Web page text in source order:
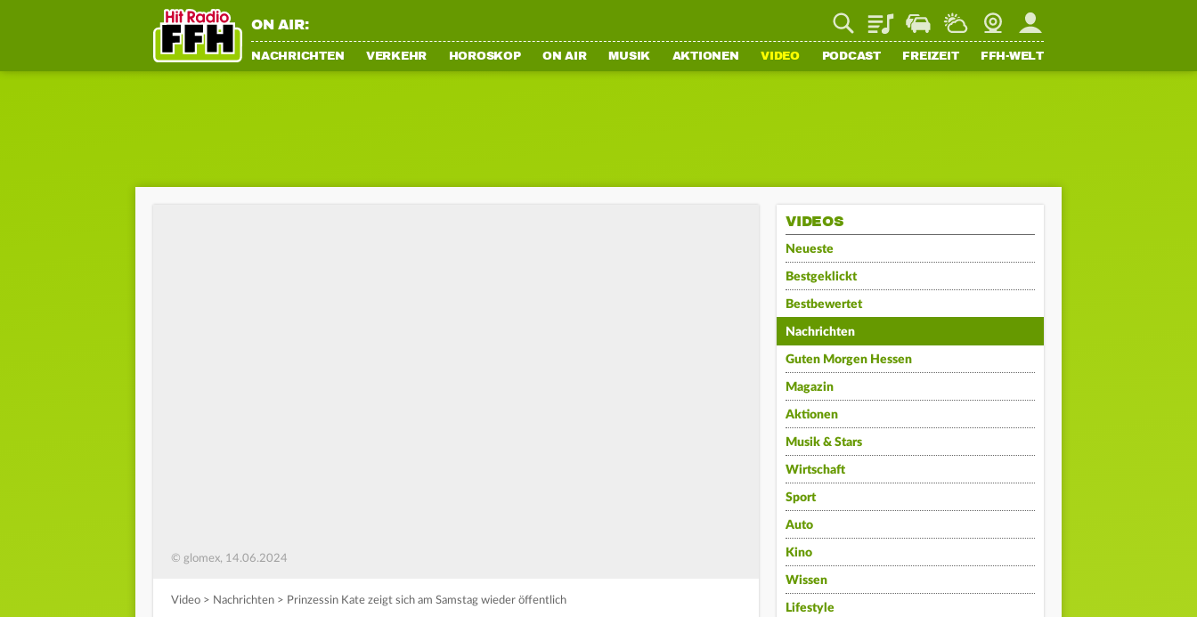
ON AIR: PlaylistStaupilotWetterWebcamMein FFH
NACHRICHTEN VERKEHR HOROSKOP ON AIR MUSIK AKTIONEN VIDEO PODCAST FREIZEIT FFH-WELT
© glomex, 14.06.2024
Video > Nachrichten > Prinzessin Kate zeigt sich am Samstag wieder öffentlich
VIDEOS
Neueste
Bestgeklickt
Bestbewertet
Nachrichten
Guten Morgen Hessen
Magazin
Aktionen
Musik & Stars
Wirtschaft
Sport
Auto
Kino
Wissen
Lifestyle